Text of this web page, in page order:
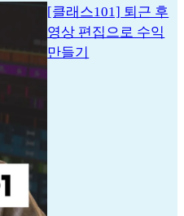
[클래스101] 퇴근 후
영상 편집으로 수익
만들기